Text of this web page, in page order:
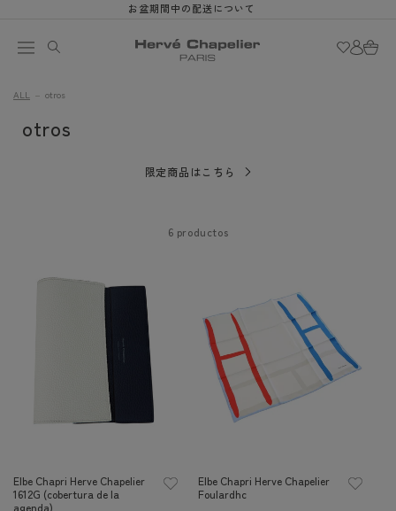
al contenido
お盆期間中の配送について
sesión
Carrito
ALL otros
C
otros
限定商品はこちら
6 productos
Elbe Chapri Herve Chapelier
1612G (cobertura de la
agenda)
Elbe Chapri Herve Chapelier
Foulardhc